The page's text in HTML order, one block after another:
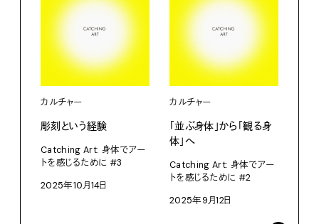
カルチャー
彫刻という経験
Catching Art: 身体でアー
トを感じるために #3
2025年10月14日
カルチャー
「並ぶ身体」から「観る身
体」へ
Catching Art: 身体でアー
トを感じるために #2
2025年9月12日